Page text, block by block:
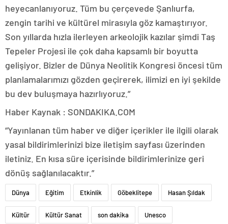
heyecanlanıyoruz. Tüm bu çerçevede Şanlıurfa,
zengin tarihi ve kültürel mirasıyla göz kamaştırıyor.
Son yıllarda hızla ilerleyen arkeolojik kazılar şimdi Taş
Tepeler Projesi ile çok daha kapsamlı bir boyutta
gelişiyor. Bizler de Dünya Neolitik Kongresi öncesi tüm
planlamalarımızı gözden geçirerek, ilimizi en iyi şekilde
bu dev buluşmaya hazırlıyoruz.”
Haber Kaynak : SONDAKIKA.COM
“Yayınlanan tüm haber ve diğer içerikler ile ilgili olarak
yasal bildirimlerinizi bize iletişim sayfası üzerinden
iletiniz. En kısa süre içerisinde bildirimlerinize geri
dönüş sağlanılacaktır.”
Dünya Eğitim Etkinlik Göbeklitepe Hasan Şıldak
Kültür Kültür Sanat son dakika Unesco